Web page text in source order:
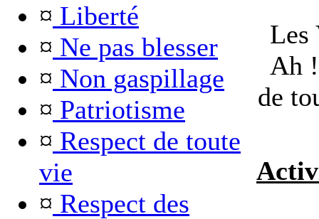
¤ Liberté
¤ Ne pas blesser
¤ Non gaspillage
¤ Patriotisme
¤ Respect de toute
vie
¤ Respect des
Les
Ah
de